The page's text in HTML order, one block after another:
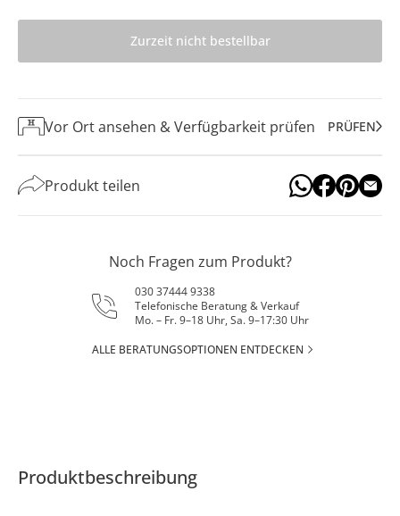
Zurzeit nicht bestellbar
Vor Ort ansehen & Verfügbarkeit prüfen PRÜFEN
Produkt teilen
Noch Fragen zum Produkt?
030 37444 9338
Telefonische Beratung & Verkauf
Mo. – Fr. 9–18 Uhr, Sa. 9–17:30 Uhr
ALLE BERATUNGSOPTIONEN ENTDECKEN
Produktbeschreibung